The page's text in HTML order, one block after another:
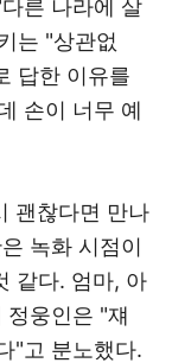
른 나라에 살
는 "상관없
답한 이유를
손이 너무 예
괜찮다면 만나
녹화 시점이
같다. 엄마, 아
정웅인은 "쟤
"고 분노했다.